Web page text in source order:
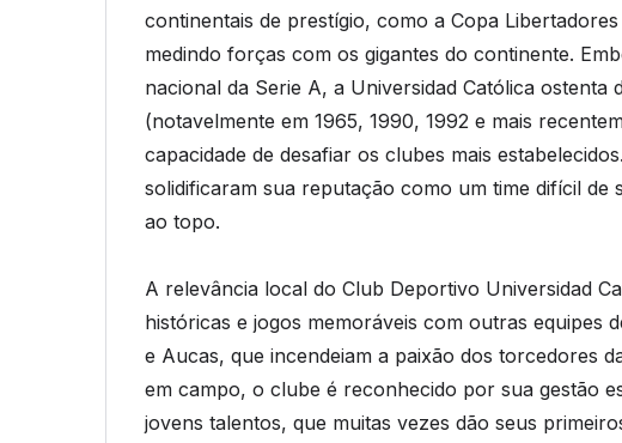
continentais de prestígio, como a Copa
medindo forças com os gigantes do continente.
nacional da Serie A, a Universidad Católica ostenta
(notavelmente em 1965, 1990, 1992 e mais
capacidade de desafiar os clubes mais
solidificaram sua reputação como um time difícil de
ao topo.
A relevância local do Club Deportivo Universidad
históricas e jogos memoráveis com outras equipes
e Aucas, que incendeiam a paixão dos torcedores
em campo, o clube é reconhecido por sua gestão
jovens talentos, que muitas vezes dão seus